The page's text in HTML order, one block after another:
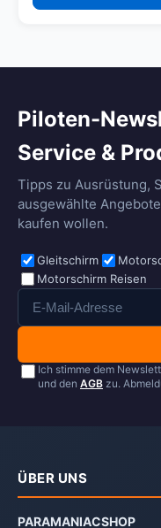
Piloten-
Service &
Tipps zu Ausrüstung,
ausgewählte
kaufen wollen.
Gleitschirm
Motorschirm Reisen
Ich stimme dem
und den AGB zu.
ÜBER UNS
PARAMANIACSHOP